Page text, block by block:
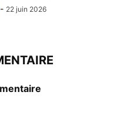
- 22 juin 2026